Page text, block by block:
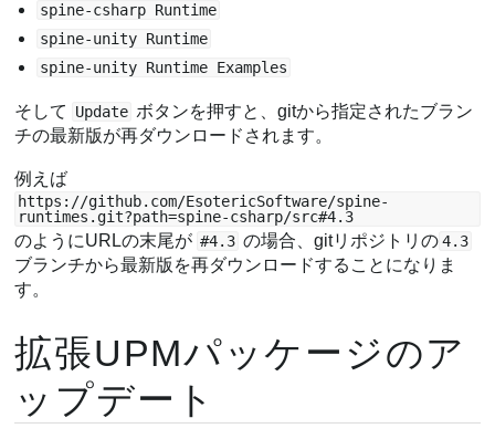
spine-csharp Runtime
spine-unity Runtime
spine-unity Runtime Examples
そして Update ボタンを押すと、gitから指定されたブラン
チの最新版が再ダウンロードされます。
例えば
https://github.com/EsotericSoftware/spine-
runtimes.git?path=spine-csharp/src#4.3
のようにURLの末尾が #4.3 の場合、gitリポジトリの 4.3
ブランチから最新版を再ダウンロードすることになりま
す。
拡張UPMパッケージのア
ップデート